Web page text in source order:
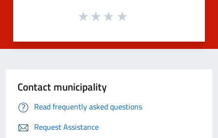
Contact municipality
Read frequently asked questions
Request Assistance